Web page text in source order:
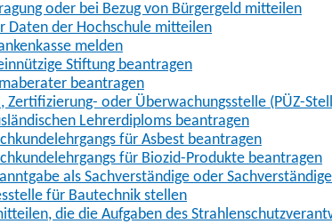
oder bei Bezug von Bürgergeld mitteilen
Daten der Hochschule mitteilen
melden
Stiftung beantragen
beantragen
Zertifizierung- oder Überwachungsstelle (PÜZ-
Lehrerdiploms beantragen
für Asbest beantragen
für Biozid-Produkte beantragen
als Sachverständige oder
für Bautechnik stellen
die die Aufgaben des